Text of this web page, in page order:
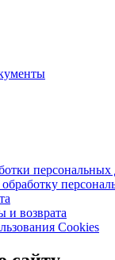
и возврата
Cookies